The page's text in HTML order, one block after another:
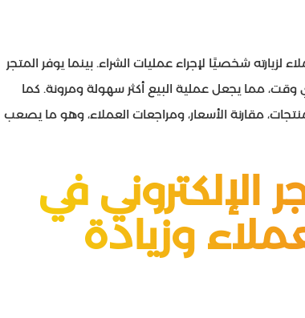
شخصيًا لإجراء عمليات الشراء. بينما يوفر المتجر
مما يجعل عملية البيع أكثر سهولة ومرونة. كما
مقارنة الأسعار، ومراجعات العملاء، وهو ما يصعب
في
وزيادة